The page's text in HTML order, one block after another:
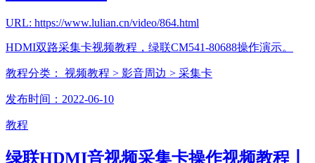
URL: https://www.lulian.cn/video/864.html
HDMI双路采集卡视频教程，绿联CM541-80688操作演示。
教程分类： 视频教程 > 影音周边 > 采集卡
发布时间：2022-06-10
教程
绿联HDMI音视频采集卡操作视频教程丨